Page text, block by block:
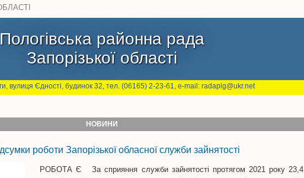
Пологівська районна рада
Запорізької області
вулиця Єдності, будинок 32, тел. (06165) 2-23-61, e-mail: radaplg@ukr.net
НОВИНИ
роботи Запорізької обласної служби зайнятості
РОБОТА Є За сприяння служби зайнятості протягом 2021 року 23,4